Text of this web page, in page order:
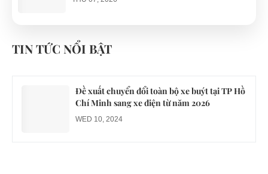
gổ khi đón du khách ở Quy Nhơn
TIN TỨC NỔI BẬT
Đề xuất chuyển đổi toàn bộ xe buýt tại TP Hồ
Chí Minh sang xe điện từ năm 2026
WED 10, 2024